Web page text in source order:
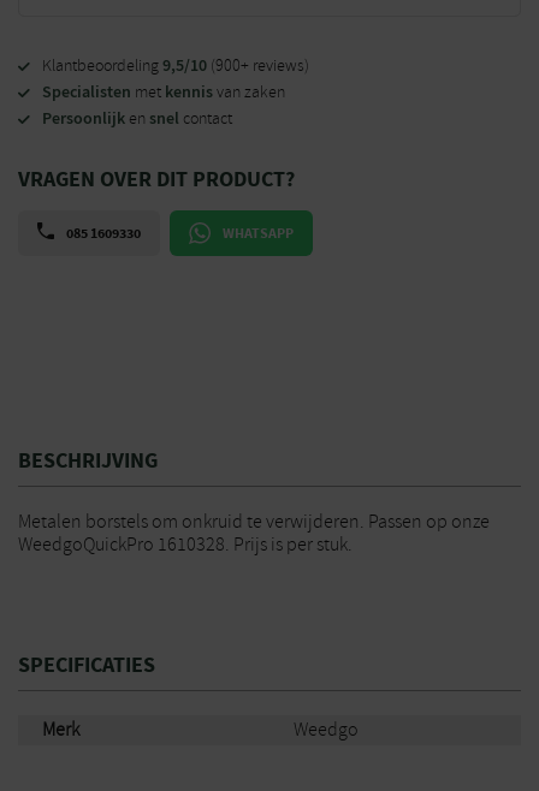
Klantbeoordeling9,5/10 (900+ reviews)
Specialisten met kennisvan zaken
Persoonlijk en snel contact
VRAGEN OVER DIT PRODUCT?
085 1609330 WHATSAPP
BESCHRIJVING
Metalen borstels om onkruid te verwijderen. Passen op onze
WeedgoQuickPro 1610328. Prijs is per stuk.
SPECIFICATIES
Merk Weedgo